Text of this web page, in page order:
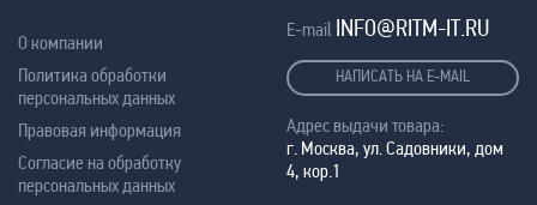
О компании
Политика обработки
персональных данных
Правовая информация
Согласие на обработку
персональных данных
E-mail INFO@RITM-IT.RU
НАПИСАТЬ НА E-MAIL
Адрес выдачи товара:
г. Москва, ул. Садовники, дом
4, кор.1